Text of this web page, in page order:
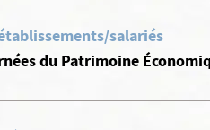
salariés
du Patrimoine